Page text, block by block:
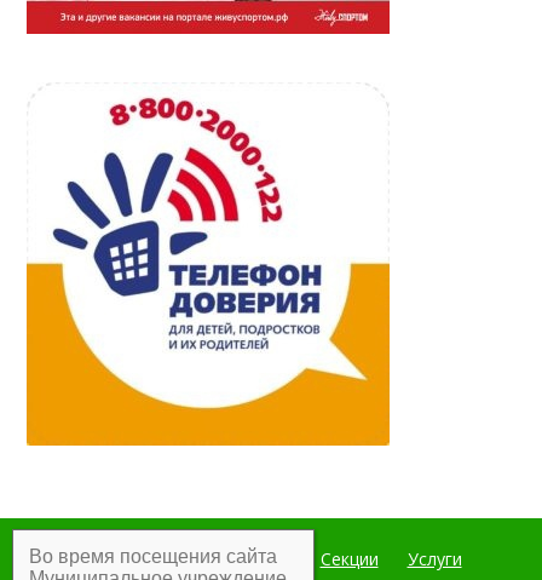
Главная Мероприятия Секции Услуги
Во время посещения сайта